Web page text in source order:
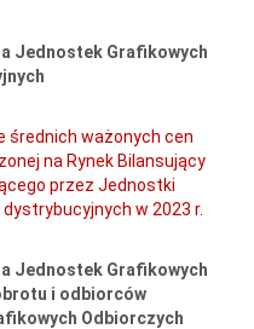
Jednostek Grafikowych
średnich ważonych cen
na Rynek Bilansujący
przez Jednostki
w 2023 r.
Jednostek Grafikowych
i odbiorców
Odbiorczych